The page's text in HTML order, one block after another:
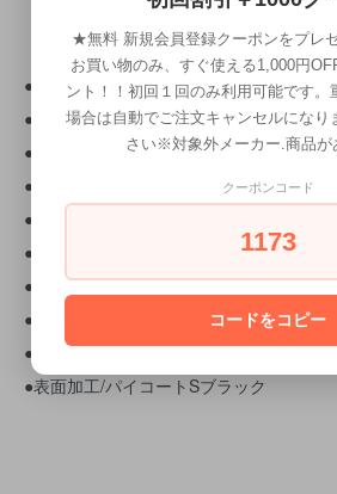
● カラー/レドバイオレッド特殊耐熱塗装
●電源/AC100V 50/60Hz
●消費電力/150W
●温度設定範囲/60-180℃（5℃ステップ）
●温度ヒューズ/ヒーター近傍 187℃
●重量/276g（コード含む）
●コード長さ/2.6m
●プレートサイズ/19×90（mm）
●プレート材質/アルミニウム
●表面加工/パイコートSブラック
★無料 新規会員登録クーポンをプレ
お買い物のみ、すぐ使える1,000円
ント！！初回１回のみ利用可能です。
場合は自動でご注文キャンセルになり
さい※対象外メーカー.商品
クーポンコード
1173
コードをコピー